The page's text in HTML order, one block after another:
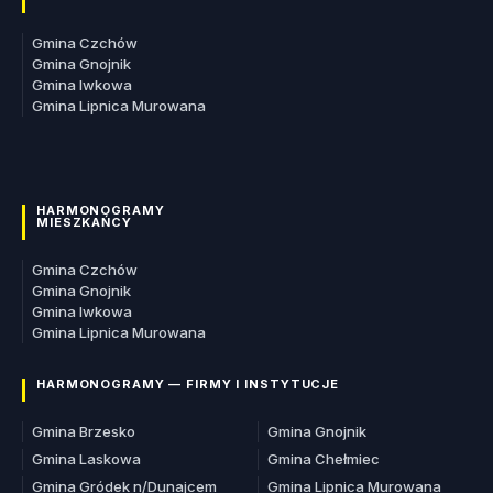
Gmina Czchów
Gmina Gnojnik
Gmina Iwkowa
Gmina Lipnica Murowana
HARMONOGRAMY
MIESZKAŃCY
Gmina Czchów
Gmina Gnojnik
Gmina Iwkowa
Gmina Lipnica Murowana
HARMONOGRAMY — FIRMY I INSTYTUCJE
Gmina Brzesko
Gmina Gnojnik
Gmina Laskowa
Gmina Chełmiec
Gmina Gródek n/Dunajcem
Gmina Lipnica Murowana